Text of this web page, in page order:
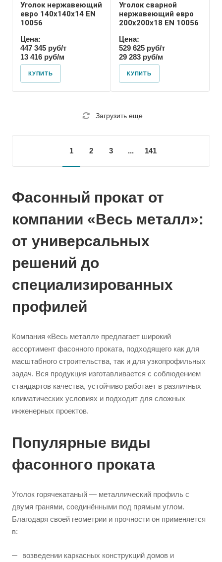
Уголок нержавеющий
евро 140х140х14 EN
10056
Цена:
447 345 руб/т
13 416 руб/м
КУПИТЬ
Уголок сварной
нержавеющий евро
200х200х18 EN 10056
Цена:
529 625 руб/т
29 283 руб/м
КУПИТЬ
Загрузить еще
1 2 3 ... 141
Фасонный прокат от
компании «Весь металл»:
от универсальных
решений до
специализированных
профилей
Компания «Весь металл» предлагает широкий
ассортимент фасонного проката, подходящего как для
масштабного строительства, так и для узкопрофильных
задач. Вся продукция изготавливается с соблюдением
стандартов качества, устойчиво работает в различных
климатических условиях и подходит для сложных
инженерных проектов.
Популярные виды
фасонного проката
Уголок горячекатаный — металлический профиль с
двумя гранями, соединёнными под прямым углом.
Благодаря своей геометрии и прочности он применяется
в:
возведении каркасных конструкций домов и